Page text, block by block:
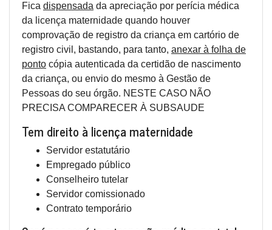
Fica dispensada da apreciação por perícia médica
da licença maternidade quando houver
comprovação de registro da criança em cartório de
registro civil, bastando, para tanto, anexar à folha de
ponto cópia autenticada da certidão de nascimento
da criança, ou envio do mesmo à Gestão de
Pessoas do seu órgão. NESTE CASO NÃO
PRECISA COMPARECER À SUBSAUDE
Tem direito à licença maternidade
Servidor estatutário
Empregado público
Conselheiro tutelar
Servidor comissionado
Contrato temporário